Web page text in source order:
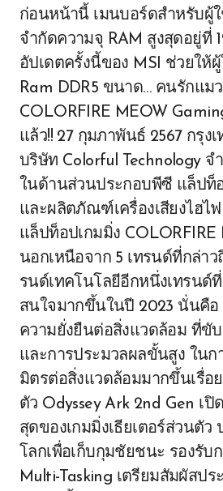
ก่อนหน้านี้ เมนบอร์ดสำหรับผู้
จำกัดความจุ RAM สูงสุดอยู่ที่
อัปเดตครั้งนี้ของ MSI ช่วยให้
Ram DDR5 ขนาด… คนรักแม
COLORFIRE MEOW
แล้ว!! 27 กุมภาพันธ์ 2567 กรุง
บริษัท Colorful Technology
ในด้านส่วนประกอบพีซี แล็ปท็
และผลิตภัณฑ์เครื่องเสียงไฮไ
แล็ปท็อปเกมมิ่ง COLORFIRE
นอกเหนือจาก 5 เทรนด์ที่กล่าว
รนด์เทคโนโลยีอีกหนึ่งเทรนด์
สนใจมากขึ้นในปี 2023 นั่นคือ
ความยั่งยืนต่อสิ่งแวดล้อม ที่ขั
และการประมวลผลขั้นสูง ในก
มิตรต่อสิ่งแวดล้อมมากขึ้นเรื่อ
ตัว Odyssey Ark 2nd Gen เ
สุดของเกมมิ่งเธียเตอร์ส่วนตัว
โลกเพื่อเก็บกุมชัยชนะ รองรับ
Multi-Tasking เตรียมสัมผัสป